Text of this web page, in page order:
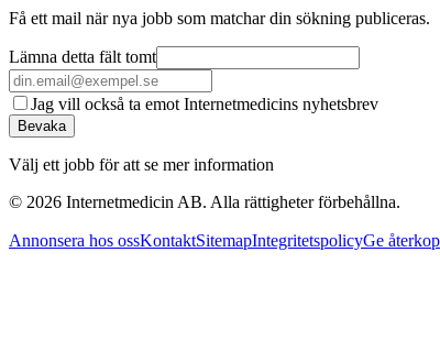
Få ett mail när nya jobb som matchar din sökning publiceras.
Lämna detta fält tomt
Jag vill också ta emot Internetmedicins nyhetsbrev
Bevaka
Välj ett jobb för att se mer information
© 2026 Internetmedicin AB. Alla rättigheter förbehållna.
Annonsera hos ossKontaktSitemapIntegritetspolicyGe